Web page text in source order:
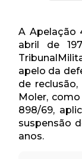
A Apelação
abril de
apelo da
de
Moler,
898/69,
suspensão
anos.